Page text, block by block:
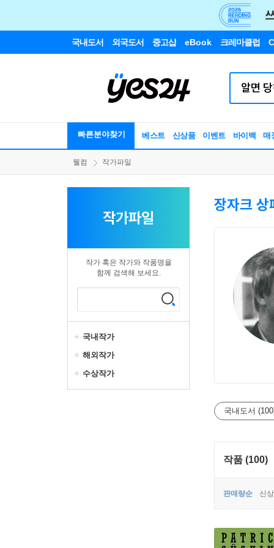
국내도서 외국도서 중고샵 eBook 크레마클럽
빠른분야찾기 베스트 신상품 이벤트 바이백 매
웰컴 작가파일
작가파일
작가 혹은 작가와 작품명을
함께 검색해 보세요.
국내작가
해외작가
수상작가
장자크 상
국내도서
작품 (100)
판매량순 신